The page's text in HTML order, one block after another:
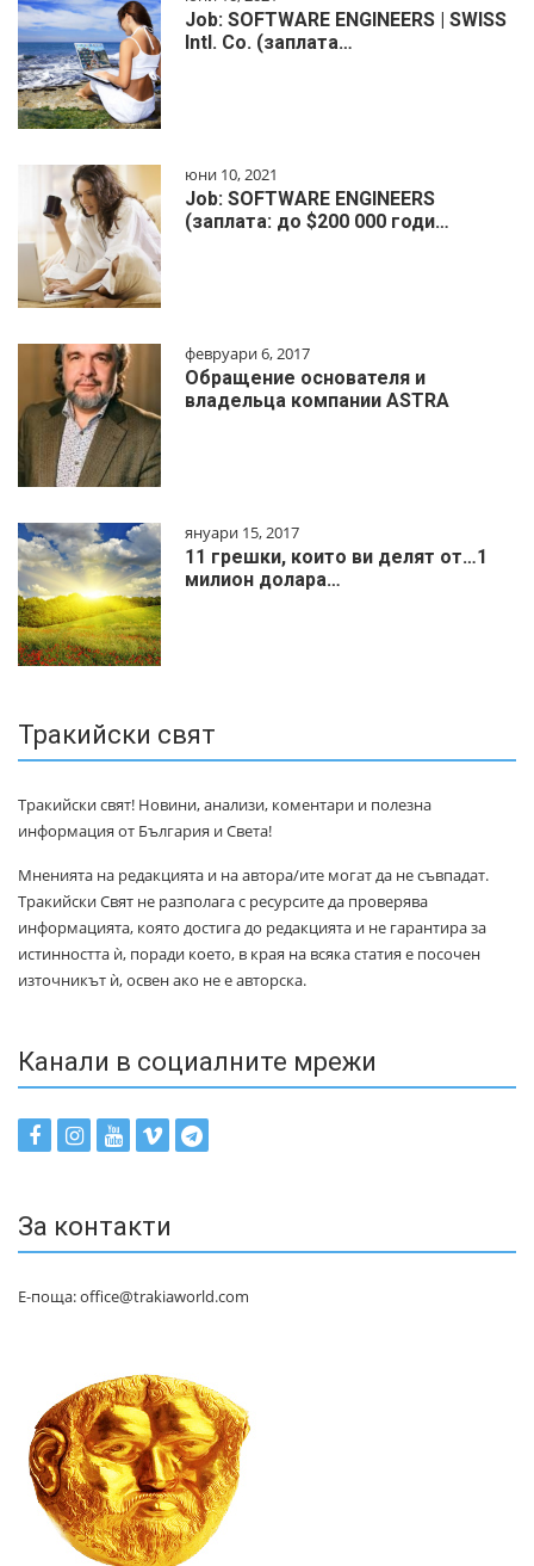
Job: SOFTWARE ENGINEERS | SWISS
Intl. Co. (заплата…
юни 10, 2021
Job: SOFTWARE ENGINEERS
(заплата: до $200 000 годи…
февруари 6, 2017
Обращение основателя и
владельца компании ASTRA
януари 15, 2017
11 грешки, които ви делят от…1
милиoн дoлapa…
Тракийски свят
Тракийски свят! Новини, анализи, коментари и полезна
информация от България и Света!
Мненията на редакцията и на автора/ите могат да не съвпадат.
Тракийски Свят не разполага с ресурсите да проверява
информацията, която достига до редакцията и не гарантира за
истинността ѝ, поради което, в края на всяка статия е посочен
източникът ѝ, освен ако не е авторска.
Канали в социалните мрежи
За контакти
Е-поща: office@trakiaworld.com